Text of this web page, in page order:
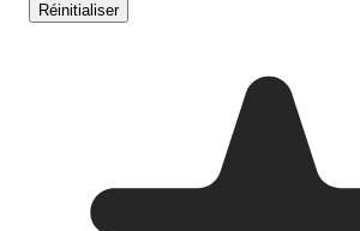
Réinitialiser